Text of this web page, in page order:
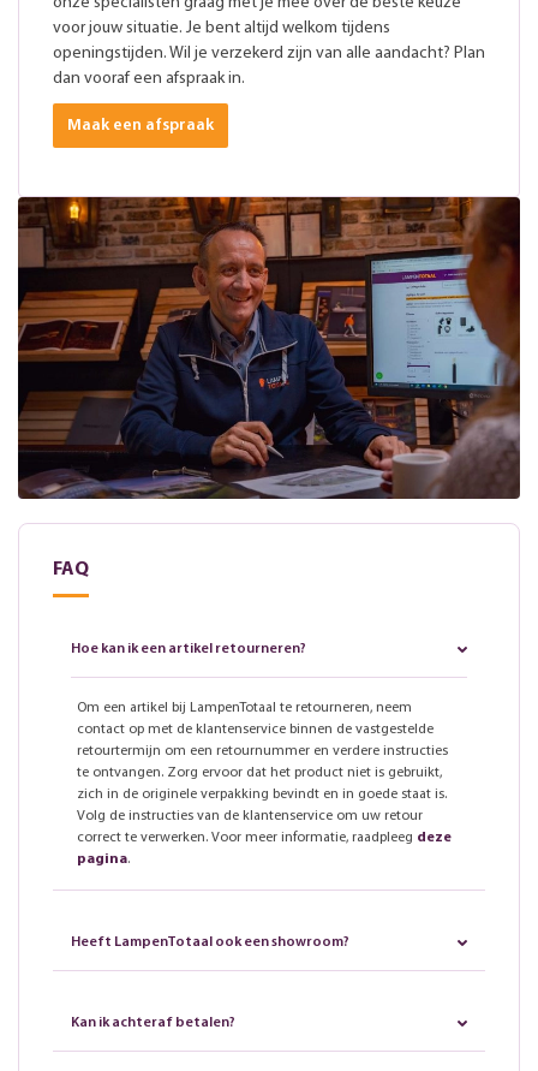
voor jouw situatie. Je bent altijd welkom tijdens
openingstijden. Wil je verzekerd zijn van alle aandacht? Plan
dan vooraf een afspraak in.
Maak een afspraak
FAQ
Hoe kan ik een artikel retourneren?
Om een artikel bij LampenTotaal te retourneren, neem
contact op met de klantenservice binnen de vastgestelde
retourtermijn om een retournummer en verdere instructies
te ontvangen. Zorg ervoor dat het product niet is gebruikt,
zich in de originele verpakking bevindt en in goede staat is.
Volg de instructies van de klantenservice om uw retour
correct te verwerken. Voor meer informatie, raadpleeg deze
pagina.
Heeft LampenTotaal ook een showroom?
Kan ik achteraf betalen?